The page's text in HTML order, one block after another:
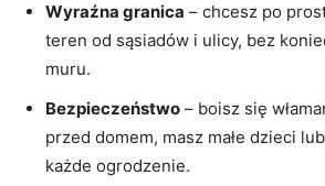
Wyraźna granica – chcesz po
teren od sąsiadów i ulicy, bez
muru.
Bezpieczeństwo – boisz się
przed domem, masz małe dzieci
każde ogrodzenie.